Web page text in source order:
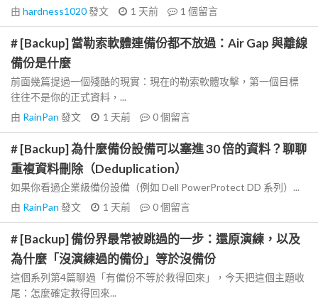
由 hardness1020發文 1 天前 1 個留言
# [Backup] 當勒索軟體連備份都不放過：Air Gap 與離線
備份是什麼
前面幾篇提過一個殘酷的現實：現在的勒索軟體攻擊，第一個目標
往往不是你的正式資料，...
由 RainPan 發文 1 天前 0個留言
# [Backup] 為什麼備份設備可以塞進 30 倍的資料？聊聊
重複資料刪除（Deduplication）
如果你看過企業級備份設備（例如 Dell PowerProtect DD 系列）...
由 RainPan 發文 1 天前 0個留言
# [Backup] 備份界最常被跳過的一步：還原演練，以及
為什麼「沒演練過的備份」等於沒備份
這個系列第4篇聊過「有備份不等於救得回來」，今天把這個主題收
尾：怎麼確定救得回來...